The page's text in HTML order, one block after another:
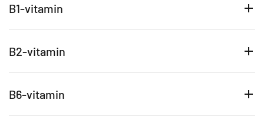
B1-vitamin
B2-vitamin
B6-vitamin